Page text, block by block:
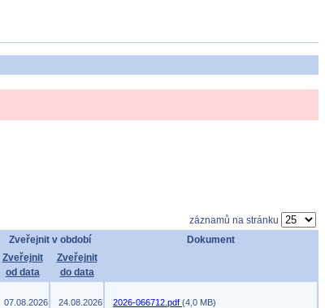
záznamů na stránku
Zveřejnit v období
Dokument
Zveřejnit
od data
Zveřejnit
do data
07.08.2026 24.08.2026 2026-066712.pdf (4,0 MB)